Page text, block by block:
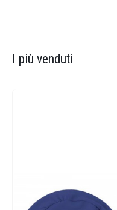
I più venduti